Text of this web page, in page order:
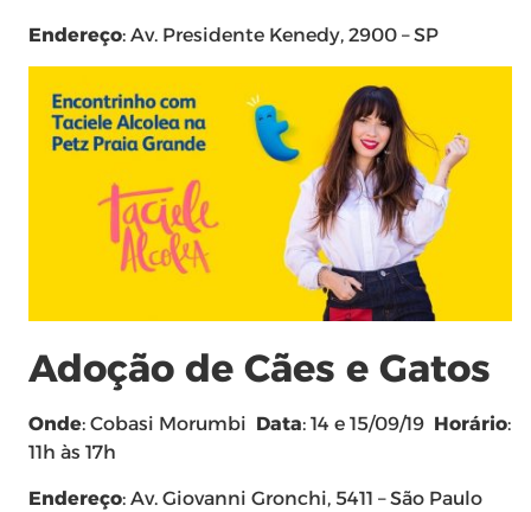
Endereço: Av. Presidente Kenedy, 2900 – SP
Adoção de Cães e Gatos
Onde: Cobasi Morumbi Data: 14 e 15/09/19 Horário:
11h às 17h
Endereço: Av. Giovanni Gronchi, 5411 – São Paulo